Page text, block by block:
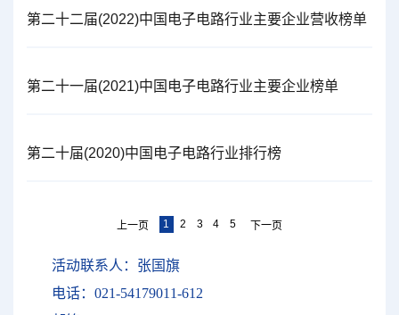
第二十二届(2022)中国电子电路行业主要企业营收榜单
第二十一届(2021)中国电子电路行业主要企业榜单
第二十届(2020)中国电子电路行业排行榜
上一页 1 2 3 4 5 下一页
活动联系人：张国旗
电话：021-54179011-612